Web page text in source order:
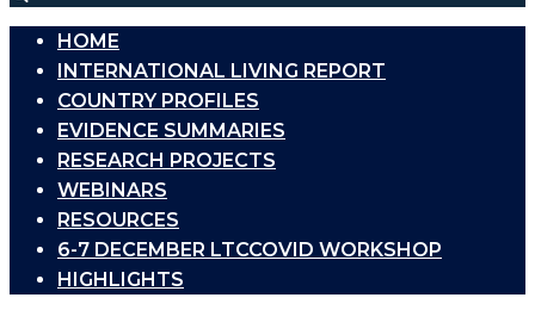
HOME
INTERNATIONAL LIVING REPORT
COUNTRY PROFILES
EVIDENCE SUMMARIES
RESEARCH PROJECTS
WEBINARS
RESOURCES
6-7 DECEMBER LTCCOVID WORKSHOP
HIGHLIGHTS